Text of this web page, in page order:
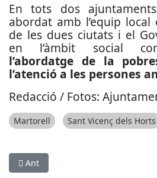
En tots dos
abordat amb l’equip
de les dues ciutats i el
en l’àmbit social
l’abordatge de la
l’atenció a les persones
Redacció / Fotos:
Martorell Sant Vicenç dels Horts
Article anterior: Moventis
Ant